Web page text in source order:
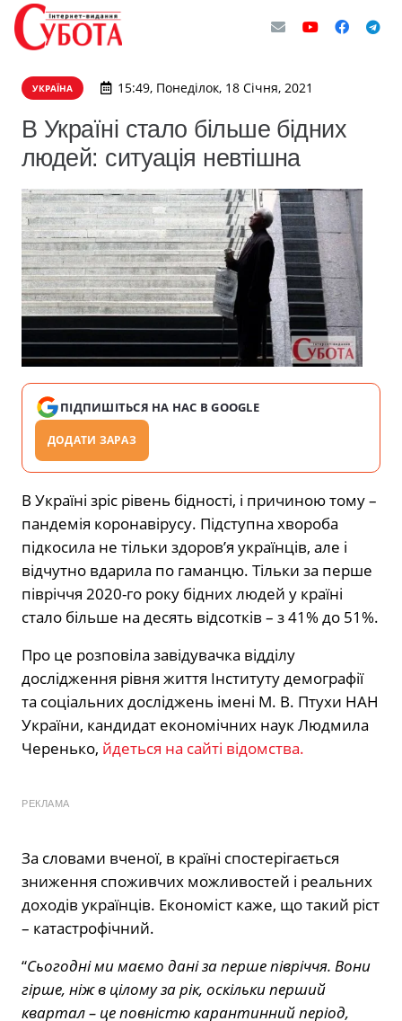
УКРАЇНА 15:49, Понеділок, 18 Січня, 2021
В Україні стало більше бідних
людей: ситуація невтішна
ПІДПИШІТЬСЯ НА НАС В GOOGLE
ДОДАТИ ЗАРАЗ
В Україні зріс рівень бідності, і причиною тому –
пандемія коронавірусу. Підступна хвороба
підкосила не тільки здоров’я українців, але і
відчутно вдарила по гаманцю. Тільки за перше
півріччя 2020-го року бідних людей у країні
стало більше на десять відсотків – з 41% до 51%.
Про це розповіла завідувачка відділу
дослідження рівня життя Інституту демографії
та соціальних досліджень імені М. В. Птухи НАН
України, кандидат економічних наук Людмила
Черенько, йдеться на сайті відомства.
РЕКЛАМА
За словами вченої, в країні спостерігається
зниження споживчих можливостей і реальних
доходів українців. Економіст каже, що такий ріст
– катастрофічний.
“Сьогодні ми маємо дані за перше півріччя. Вони
гірше, ніж в цілому за рік, оскільки перший
квартал – це повністю карантинний період,